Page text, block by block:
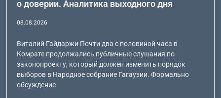
о доверии. Аналитика выходного дня
08.08.2026
Виталий Гайдаржи Почти два с половиной часа в
Комрате продолжались публичные слушания по
законопроекту, который должен изменить порядок
выборов в Народное собрание Гагаузии. Формально
обсуждение